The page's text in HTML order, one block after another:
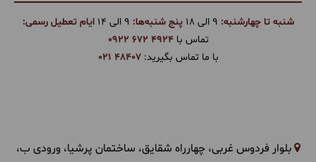
شنبه تا چهارشنبه: پنج شنبه‌ها:
ایام تعطیل رسمی:
تماس با0922 672 4924
با ما تماس بگیرید:021 48407
بلوار فردوس غربی، چهارراه شقایق، ساختمان پرشیا، ورودی ب،